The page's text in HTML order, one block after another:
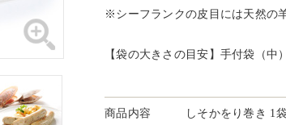
※シーフランクの皮目には天然の
【袋の大きさの目安】手付袋（中
商品内容
しそかをり巻き 1